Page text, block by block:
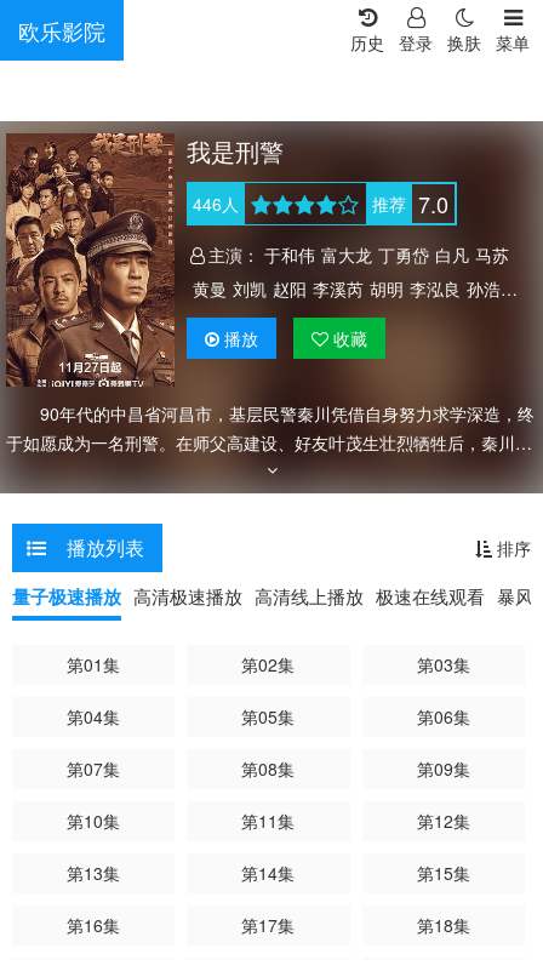
欧乐影院 菜单
换肤
登录
历史
我是刑警
446人 推荐 7.0
主演： 于和伟 富大龙 丁勇岱 白凡 马苏
黄曼 刘凯 赵阳 李溪芮 胡明 李泓良 孙浩
郑晓宁 颜世魁 冯国强 杜功海
邵兵 李泰 王玉宁 武笑羽
白威 于俭 孙玮 柳明明 孙强 李春嫒 秦旋
王茂蕾 许之糯 常荻 刘喆 王奕盛 潘宏梁
霍政谚 陈子潇 朱义 李田野 崔文静 张旭 梅洋
播放 收藏
90年代的中昌省河昌市，基层民警秦川凭借自身努力求学深造，终
于如愿成为一名刑警。在师父高建设、好友叶茂生壮烈牺牲后，秦川更
加坚定了自己捍卫正义，制裁犯罪分子的决心，先后参与侦破多起案
件，逐渐成长为中昌刑侦队伍中的优秀代表。刑侦事业需要培养新人，
中昌省公安厅特邀刑事技术专家曹忠恕被秦川的才干和专注所打动，首
席刑侦专家武英德更是经过严格考察，收秦川为徒。在疑难积案、恶性
大案的侦破过程中，武英德、曹忠恕和秦川、陶维志、李文、赵飞等老
中青三代刑警共同努力，用实战培养了一批更加现代化、专业化的年轻
一代，实现着警魂的薪火相传。
播放列表 排序
量子极速播放 高清极速播放 高清线上播放 极速在线观看 暴风
第01集 第02集 第03集
第04集 第05集 第06集
第07集 第08集 第09集
第10集 第11集 第12集
第13集 第14集 第15集
第16集 第17集 第18集